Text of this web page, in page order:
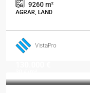
9260m²
AGRAR, LAND
VistaPro